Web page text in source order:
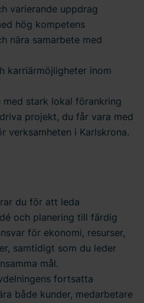
varierande uppdrag
hög kompetens
nära samarbete med
karriärmöjligheter inom
stark lokal förankring
projekt, du får vara med
verksamheten i Karlskrona.
du för att leda
och planering till färdig
för ekonomi, resurser,
samtidigt som du leder
mål.
fortsatta
både kunder, medarbetare